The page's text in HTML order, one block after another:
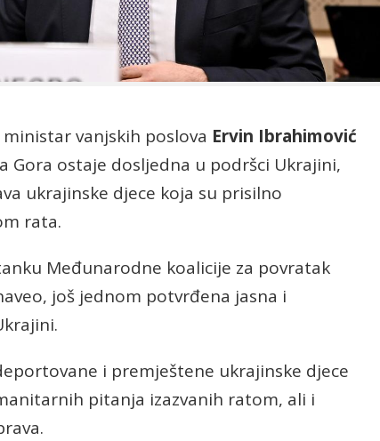
vanjskih poslova Ervin Ibrahimović
Gora ostaje dosljedna u podršci Ukrajini,
ukrajinske djece koja su prisilno
rata.
Međunarodne koalicije za povratak
još jednom potvrđena jasna i
i premještene ukrajinske djece
pitanja izazvanih ratom, ali i